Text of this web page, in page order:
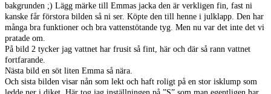
bakgrunden ;) Lägg märke till Emmas jacka den är verkligen fin, fast ni
kanske får förstora bilden så ni ser. Köpte den till henne i julklapp. Den har
många bra funktioner och bra vattenstötande tyg. Men nu var det inte det vi
pratade om.
På bild 2 tycker jag vattnet har frusit så fint, här och där så rann vattnet
fortfarande.
Nästa bild en söt liten Emma så nära.
Och sista bilden visar nån som lekt och haft roligt på en stor isklump som